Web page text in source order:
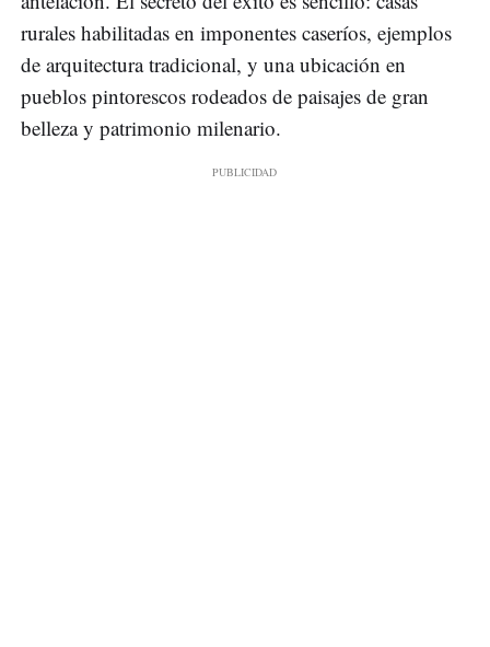
rurales habilitadas en imponentes caseríos, ejemplos
de arquitectura tradicional, y una ubicación en
pueblos pintorescos rodeados de paisajes de gran
belleza y patrimonio milenario.